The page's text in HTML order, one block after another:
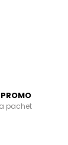
pachet